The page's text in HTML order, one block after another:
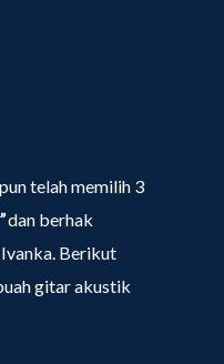
telah memilih 3
dan berhak
Berikut
gitar akustik